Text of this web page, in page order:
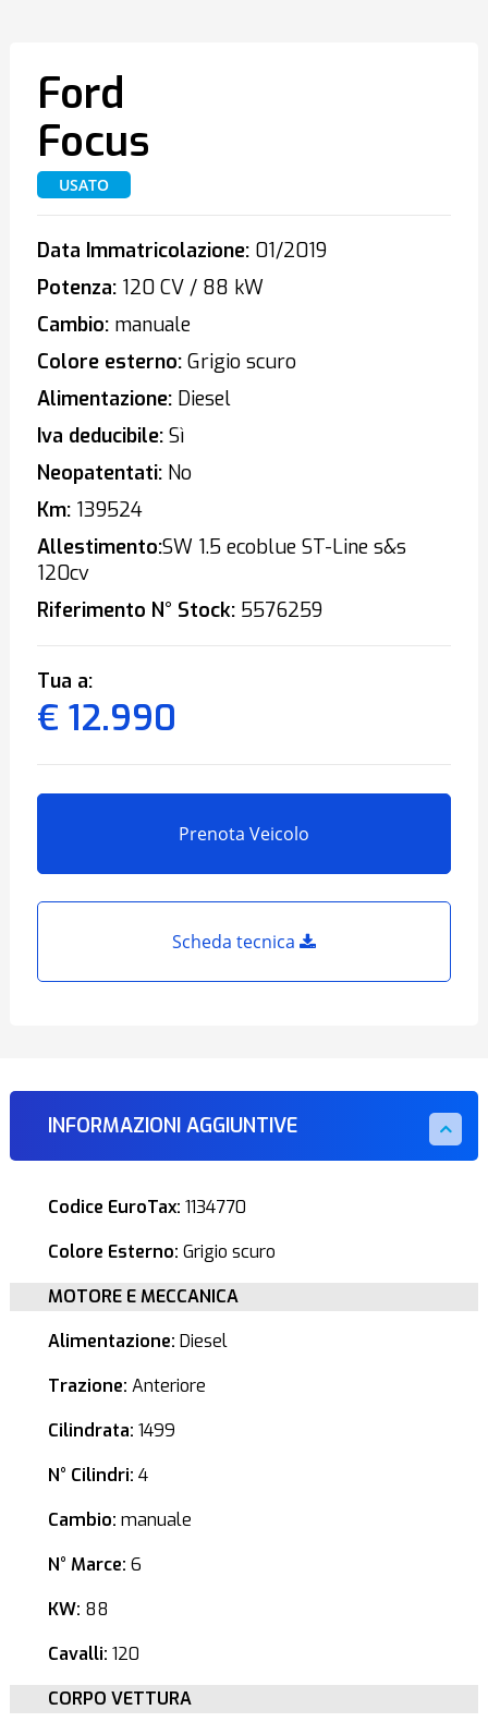
Ford
Focus
USATO
Data Immatricolazione:01/2019
Potenza:120 CV / 88 kW
Cambio:manuale
Colore esterno:Grigio scuro
Alimentazione:Diesel
Iva deducibile:Sì
Neopatentati:No
Km:139524
Allestimento:SW 1.5 ecoblue ST-Line s&s
120cv
Riferimento N° Stock:5576259
Tua a:
€ 12.990
Prenota Veicolo
Scheda tecnica
INFORMAZIONI AGGIUNTIVE
Codice EuroTax: 1134770
Colore Esterno: Grigio scuro
MOTORE E MECCANICA
Alimentazione: Diesel
Trazione: Anteriore
Cilindrata: 1499
N° Cilindri: 4
Cambio: manuale
N° Marce: 6
KW: 88
Cavalli: 120
CORPO VETTURA